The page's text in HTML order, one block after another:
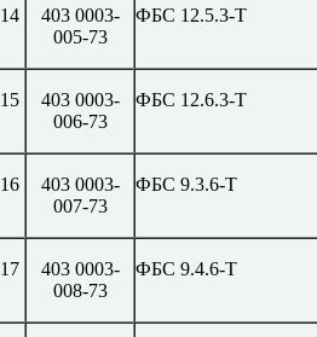
14
403 0003-
005-73
ФБС 12.5.3-Т
15
403 0003-
006-73
ФБС 12.6.3-Т
16
403 0003-
007-73
ФБС 9.3.6-Т
17
403 0003-
008-73
ФБС 9.4.6-Т